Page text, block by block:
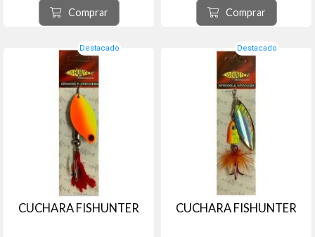
Comprar Comprar
Destacado
CUCHARA FISHUNTER
Destacado
CUCHARA FISHUNTER